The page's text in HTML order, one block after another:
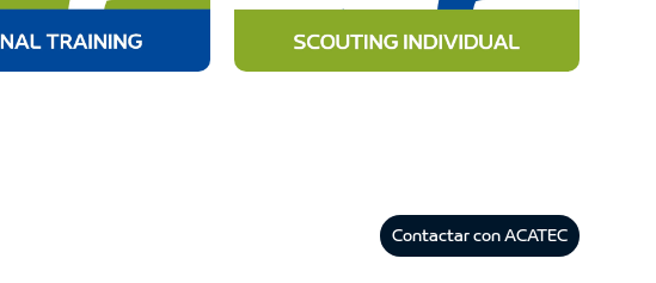
Contactar con ACATEC